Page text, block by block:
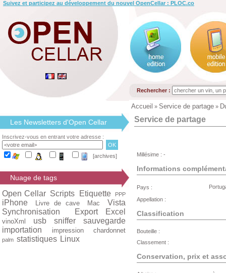
Suivez et participez au développement du nouvel OpenCellar : PLOC.co
Rechercher :
Accueil » Service de partage »
Les Newsletters d'Open Cellar
Inscrivez-vous en entrant votre adresse :
[archives]
Nuage de tags
Open Cellar Scripts Etiquette PPP
iPhone Livre de cave Mac
Vista
Synchronisation
Export Excel
vinoXml usb sniffer
sauvegarde
importation
impression chardonnet
palm statistiques Linux
Service de partage
Millésime : -
Informations
Pays :
Appellation :
Classification
Bouteille :
Classement :
Conservation, prix et